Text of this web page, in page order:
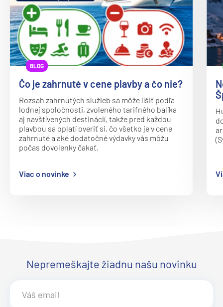
Oceania Vista
P&O
Arcadia
Arvia
Britannia
Iona
Ventura
MS Paul Gauguin
Le Boreal
Le Champlain
BLOG
Čo je zahrnuté v cene plavby a čo nie?
Rozsah zahrnutých služieb sa môže líšiť podľa
lodnej spoločnosti, zvoleného tarifného balíka
aj navštívených destinácií, takže pred každou
plavbou sa oplatí overiť si, čo všetko je v cene
zahrnuté a aké dodatočné výdavky vás môžu
počas dovolenky čakať.
Viac o novinke
Nepremeškajte žiadnu našu novinku